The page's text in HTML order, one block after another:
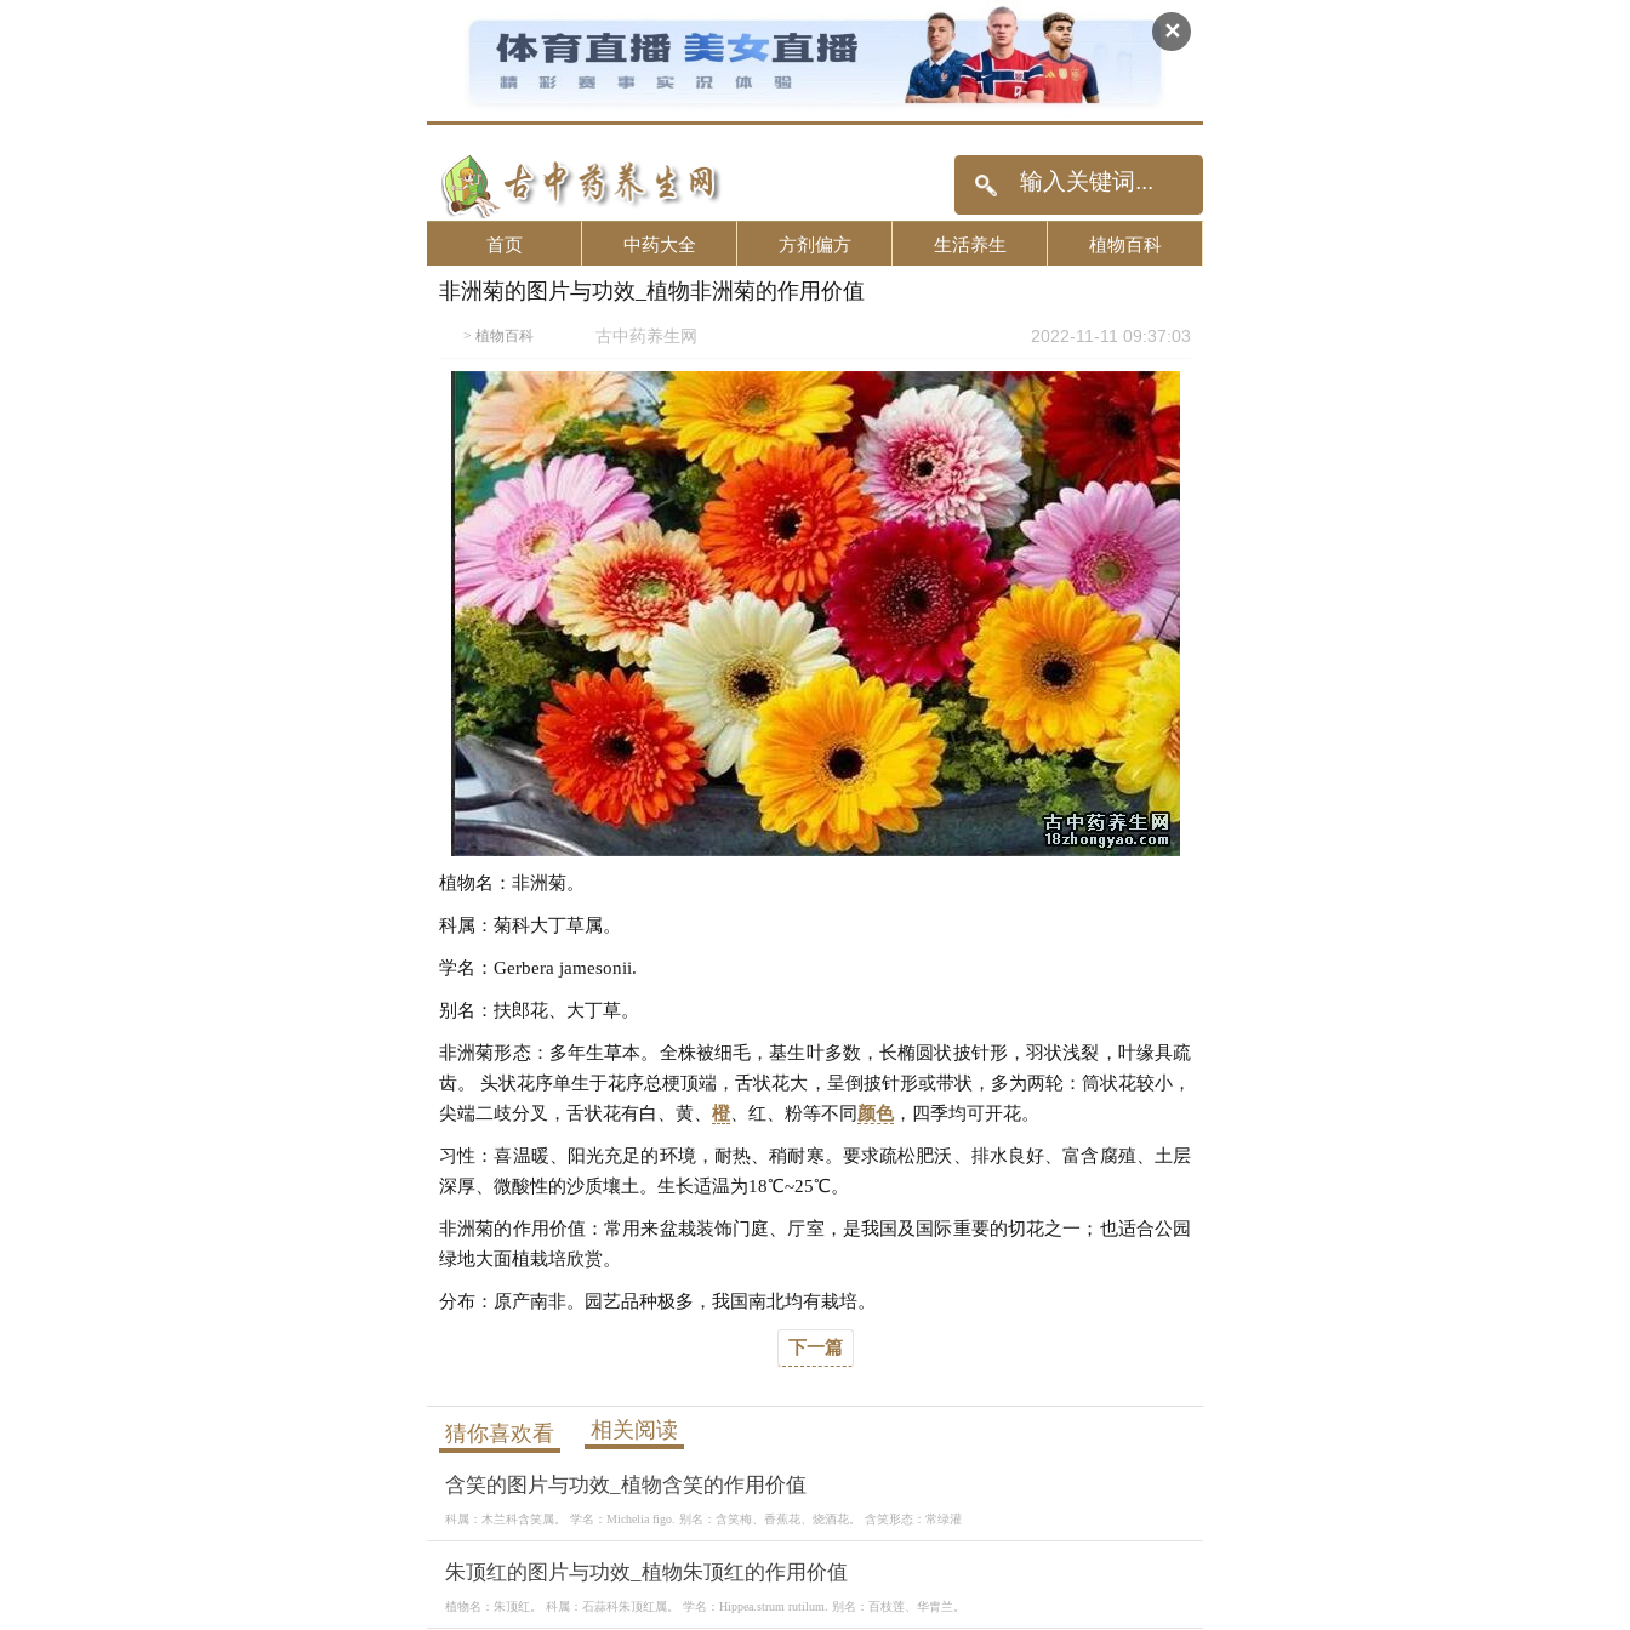
✕
首页 中药大全 方剂偏方 生活养生 植物百科
非洲菊的图片与功效_植物非洲菊的作用价值
> 植物百科 古中药养生网 2022-11-11 09:37:03
植物名：非洲菊。
科属：菊科大丁草属。
学名：Gerbera jamesonii.
别名：扶郎花、大丁草。
非洲菊形态：多年生草本。全株被细毛，基生叶多数，长椭圆状披针形，羽状浅裂，叶缘具疏
齿。 头状花序单生于花序总梗顶端，舌状花大，呈倒披针形或带状，多为两轮：筒状花较小，
尖端二歧分叉，舌状花有白、黄、 橙 、红、粉等不同颜色，四季均可开花。
习性：喜温暖、阳光充足的环境，耐热、稍耐寒。要求疏松肥沃、排水良好、富含腐殖、土层
深厚、微酸性的沙质壤土。生长适温为18℃~25℃。
非洲菊的作用价值：常用来盆栽装饰门庭、厅室，是我国及国际重要的切花之一；也适合公园
绿地大面植栽培欣赏。
分布：原产南非。园艺品种极多，我国南北均有栽培。
下一篇
猜你喜欢看 相关阅读
含笑的图片与功效_植物含笑的作用价值
科属：木兰科含笑属。 学名：Michelia figo. 别名：含笑梅、香蕉花、烧酒花。 含笑形态：常绿灌
朱顶红的图片与功效_植物朱顶红的作用价值
植物名：朱顶红。 科属：石蒜科朱顶红属。 学名：Hippea.strum rutilum. 别名：百枝莲、华胄兰。